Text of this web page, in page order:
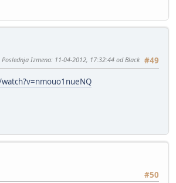
#49
Poslednja Izmena: 11-04-2012, 17:32:44 od Black
#50